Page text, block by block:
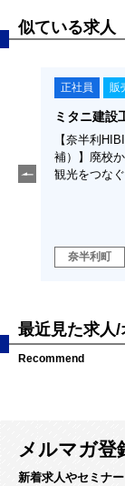
似ている求人
正社員 販
ミタニ建設
【奈半利
補）】廃校
観光をつな
奈半利町
最近見た求人
Recommend
メルマガ登
新着求人やセミナ